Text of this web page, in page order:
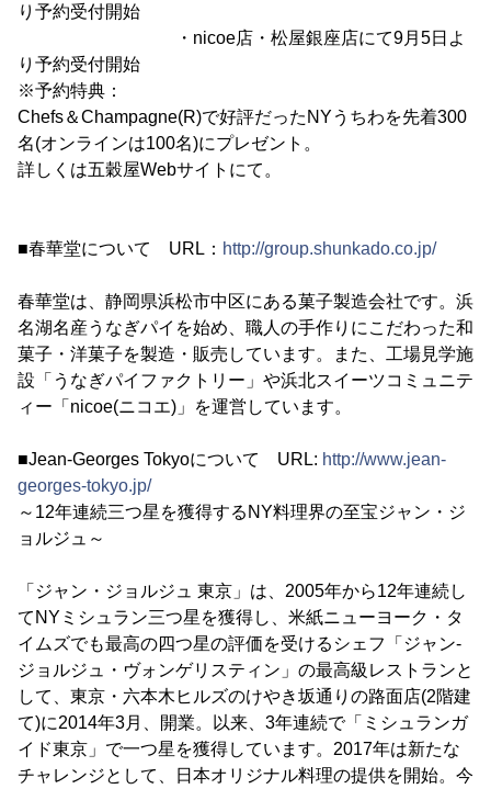
り予約受付開始
・nicoe店・松屋銀座店にて9月5日よ
り予約受付開始
※予約特典：
Chefs＆Champagne(R)で好評だったNYうちわを先着300
名(オンラインは100名)にプレゼント。
詳しくは五穀屋Webサイトにて。
■春華堂について URL： http://group.shunkado.co.jp/
春華堂は、静岡県浜松市中区にある菓子製造会社です。浜
名湖名産うなぎパイを始め、職人の手作りにこだわった和
菓子・洋菓子を製造・販売しています。また、工場見学施
設「うなぎパイファクトリー」や浜北スイーツコミュニテ
ィー「nicoe(ニコエ)」を運営しています。
■Jean-Georges Tokyoについて URL: http://www.jean-
georges-tokyo.jp/
～12年連続三つ星を獲得するNY料理界の至宝ジャン・ジ
ョルジュ～
「ジャン・ジョルジュ 東京」は、2005年から12年連続し
てNYミシュラン三つ星を獲得し、米紙ニューヨーク・タ
イムズでも最高の四つ星の評価を受けるシェフ「ジャン-
ジョルジュ・ヴォンゲリスティン」の最高級レストランと
して、東京・六本木ヒルズのけやき坂通りの路面店(2階建
て)に2014年3月、開業。以来、3年連続で「ミシュランガ
イド東京」で一つ星を獲得しています。2017年は新たな
チャレンジとして、日本オリジナル料理の提供を開始。今